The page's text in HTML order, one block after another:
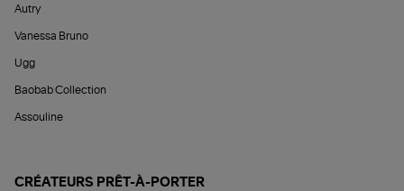
Autry
Vanessa Bruno
Ugg
Baobab Collection
Assouline
CRÉATEURS PRÊT-À-PORTER